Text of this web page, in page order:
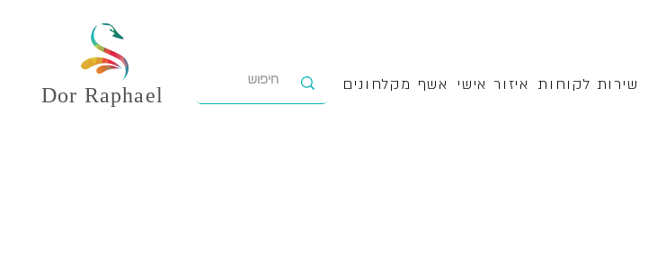
Dor Raphael שירות לקוחות איזור אישי אשף מקלחונים